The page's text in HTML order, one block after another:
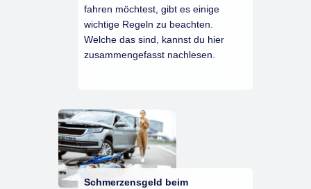
fahren möchtest, gibt es einige
wichtige Regeln zu beachten.
Welche das sind, kannst du hier
zusammengefasst nachlesen.
Schmerzensgeld beim